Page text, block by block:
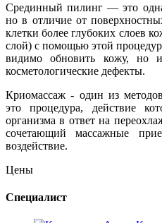
Срединный пилинг — это
но в отличие от
клетки более глубоких слоев
слой) с помощью этой
видимо обновить кожу, но и
косметологические дефекты.
Криомассаж - один из
это процедура, действие
организма в ответ на
сочетающий массажные
воздействие.
Цены
Специалист